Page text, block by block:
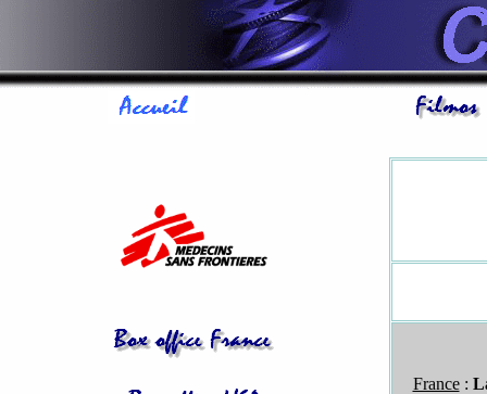
France: